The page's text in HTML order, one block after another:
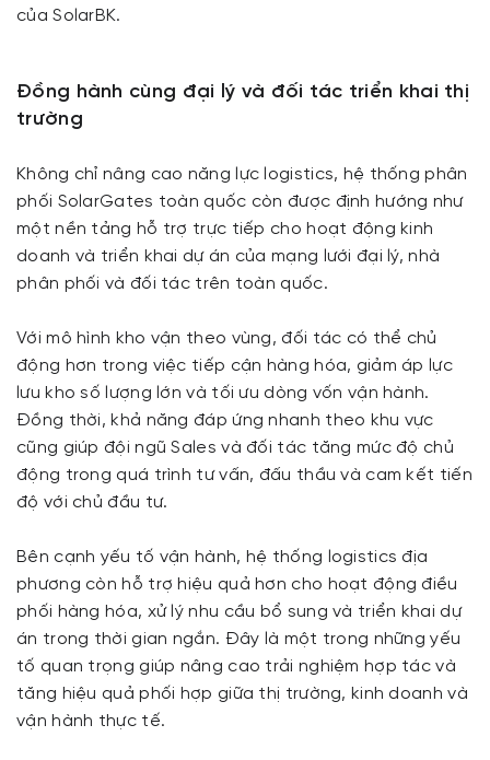
của SolarBK.
Đồng hành cùng đại lý và đối tác triển khai thị
trường
Không chỉ nâng cao năng lực logistics, hệ thống phân
phối SolarGates toàn quốc còn được định hướng như
một nền tảng hỗ trợ trực tiếp cho hoạt động kinh
doanh và triển khai dự án của mạng lưới đại lý, nhà
phân phối và đối tác trên toàn quốc.
Với mô hình kho vận theo vùng, đối tác có thể chủ
động hơn trong việc tiếp cận hàng hóa, giảm áp lực
lưu kho số lượng lớn và tối ưu dòng vốn vận hành.
Đồng thời, khả năng đáp ứng nhanh theo khu vực
cũng giúp đội ngũ Sales và đối tác tăng mức độ chủ
động trong quá trình tư vấn, đấu thầu và cam kết tiến
độ với chủ đầu tư.
Bên cạnh yếu tố vận hành, hệ thống logistics địa
phương còn hỗ trợ hiệu quả hơn cho hoạt động điều
phối hàng hóa, xử lý nhu cầu bổ sung và triển khai dự
án trong thời gian ngắn. Đây là một trong những yếu
tố quan trọng giúp nâng cao trải nghiệm hợp tác và
tăng hiệu quả phối hợp giữa thị trường, kinh doanh và
vận hành thực tế.